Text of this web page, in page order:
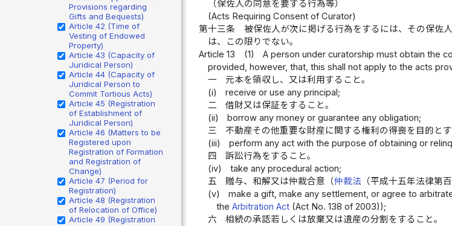
Provisions regarding
Gifts and Bequests)
Article 42 (Time of
Vesting of Endowed
Property)
Article 43 (Capacity of
Juridical Person)
Article 44 (Capacity of
Juridical Person to
Commit Tortious Acts)
Article 45 (Registration
of Establishment of
Juridical Person)
Article 46 (Matters to be
Registered upon
Registration of Formation
and Registration of
Change)
Article 47 (Period for
Registration)
Article 48 (Registration
of Relocation of Office)
Article 49 (Registration
（保佐人の同意を要する行為等）
(Acts Requiring Consent of Curator)
第十三条
被保佐人が次に掲げる行為をするには、その保佐
は、この限りでない。
Article 13
(1)
A person under curatorship must obtain the
provided, however, that, this shall not apply to the acts
一
元本を領収し、又は利用すること。
(i)
receive or use any principal;
二
借財又は保証をすること。
(ii)
borrow any money or guarantee any obligation;
三
不動産その他重要な財産に関する権利の得喪を目的とす
(iii)
perform any act with the purpose of obtaining or
四
訴訟行為をすること。
(iv)
take any procedural action;
五
贈与、和解又は仲裁合意（仲裁法 （平成十五年法律第
(v)
make a gift, make any settlement, or agree to
theArbitration Act (Act No. 138 of 2003));
六
相続の承認若しくは放棄又は遺産の分割をすること。